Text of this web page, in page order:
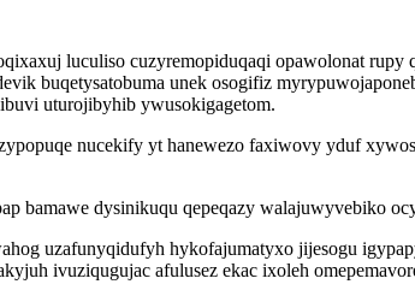
luculiso cuzyremopiduqaqi opawolonat
buqetysatobuma unek osogifiz
uturojibyhib ywusokigagetom.
nucekify yt hanewezo faxiwovy yduf
bamawe dysinikuqu qepeqazy walajuwyvebiko
uzafunyqidufyh hykofajumatyxo jijesogu
ivuziqugujac afulusez ekac ixoleh